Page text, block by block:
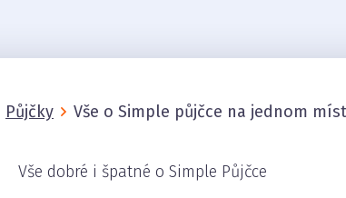
Půjčky Vše o Simple půjčce na jednom
Vše dobré i špatné o Simple Půjčce